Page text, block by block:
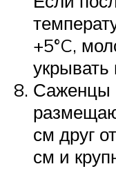
+5°C,
Саженцы
см друг
см и